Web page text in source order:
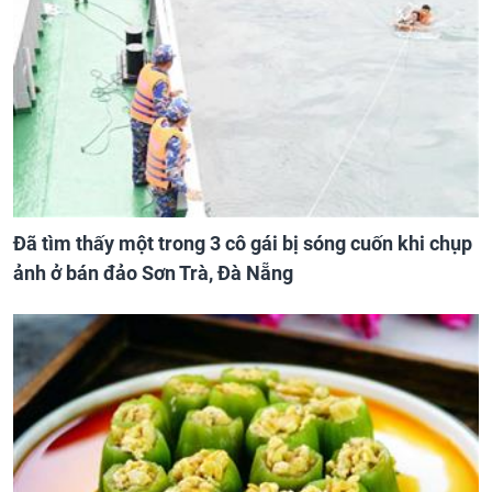
Đã tìm thấy một trong 3 cô gái bị sóng cuốn khi chụp
ảnh ở bán đảo Sơn Trà, Đà Nẵng